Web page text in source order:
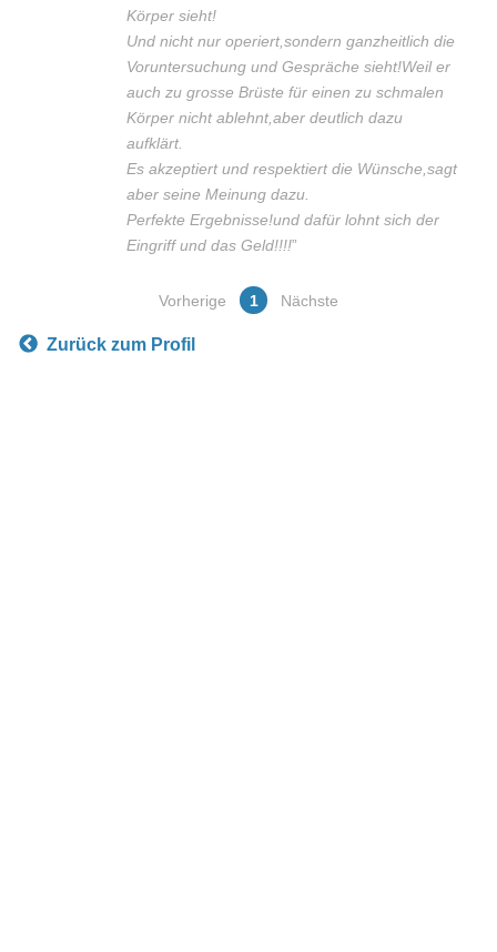
Körper sieht!
Und nicht nur operiert,sondern ganzheitlich die
Voruntersuchung und Gespräche sieht!Weil er
auch zu grosse Brüste für einen zu schmalen
Körper nicht ablehnt,aber deutlich dazu
aufklärt.
Es akzeptiert und respektiert die Wünsche,sagt
aber seine Meinung dazu.
Perfekte Ergebnisse!und dafür lohnt sich der
Eingriff und das Geld!!!!”
Vorherige 1 Nächste
Zurück zum Profil